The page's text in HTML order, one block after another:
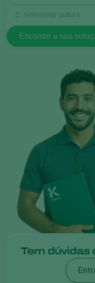
2. Selecionar cultura
Encontre a sua
Tem dúvidas